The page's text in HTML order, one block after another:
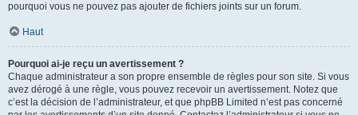
pourquoi vous ne pouvez pas ajouter de fichiers joints sur un forum.
Haut
Pourquoi ai-je reçu un avertissement ?
Chaque administrateur a son propre ensemble de règles pour son site. Si vous
avez dérogé à une règle, vous pouvez recevoir un avertissement. Notez que
c’est la décision de l’administrateur, et que phpBB Limited n’est pas concerné